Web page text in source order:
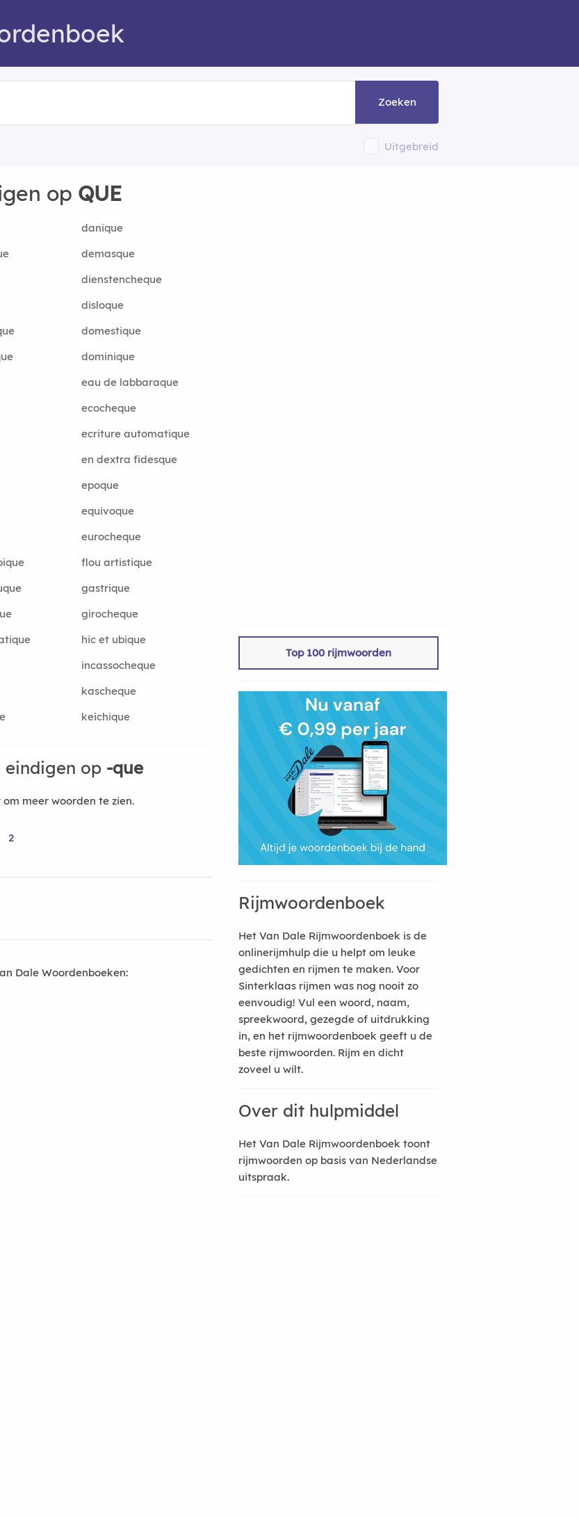
Zoeken
Uitgebreid
op QUE
danique
demasque
dienstencheque
disloque
domestique
dominique
eau de labbaraque
ecocheque
ecriture automatique
en dextra fidesque
epoque
equivoque
eurocheque
flou artistique
gastrique
girocheque
hic et ubique
incassocheque
kascheque
keichique
eindigen op -que
meer woorden te zien.
2
Dale Woordenboeken:
Top 100 rijmwoorden
Rijmwoordenboek
Het Van Dale Rijmwoordenboek is de
onlinerijmhulp die u helpt om leuke
gedichten en rijmen te maken. Voor
Sinterklaas rijmen was nog nooit zo
eenvoudig! Vul een woord, naam,
spreekwoord, gezegde of uitdrukking
in, en het rijmwoordenboek geeft u de
beste rijmwoorden. Rijm en dicht
zoveel u wilt.
Over dit hulpmiddel
Het Van Dale Rijmwoordenboek toont
rijmwoorden op basis van Nederlandse
uitspraak.